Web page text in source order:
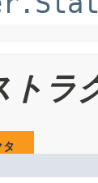
トラ